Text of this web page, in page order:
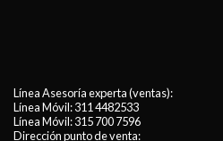
Línea Asesoría experta (ventas):
Línea Móvil:311 4482533
Línea Móvil:315 700 7596
Dirección punto de venta: